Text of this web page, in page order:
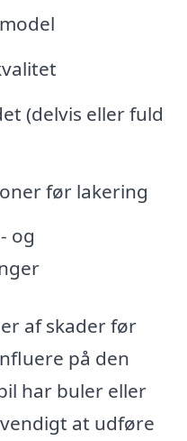
(delvis eller fuld
før lakering
og
af skader før
på den
har buler eller
at udføre